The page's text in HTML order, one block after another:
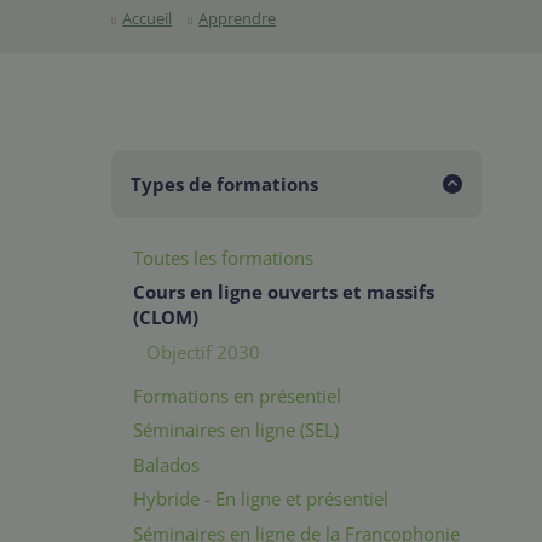
Accueil Apprendre
Types de formations
Toutes les formations
Cours en ligne ouverts et massifs
(CLOM)
Objectif 2030
Formations en présentiel
Séminaires en ligne (SEL)
Balados
Hybride - En ligne et présentiel
Séminaires en ligne de la Francophonie